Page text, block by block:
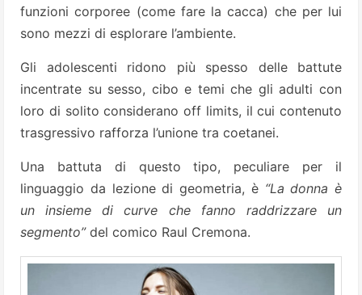
funzioni corporee (come fare la cacca) che per lui
sono mezzi di esplorare l’ambiente.
Gli adolescenti ridono più spesso delle battute
incentrate su sesso, cibo e temi che gli adulti con
loro di solito considerano off limits, il cui contenuto
trasgressivo rafforza l’unione tra coetanei.
Una battuta di questo tipo, peculiare per il
linguaggio da lezione di geometria, è “La donna è
un insieme di curve che fanno raddrizzare un
segmento”del comico Raul Cremona.